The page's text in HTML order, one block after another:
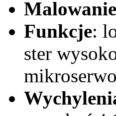
Malowanie
Funkcje:
ster